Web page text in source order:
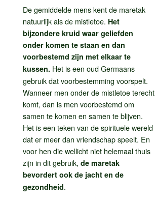
De gemiddelde mens kent de maretak
natuurlijk als de mistletoe. Het
bijzondere kruid waar geliefden
onder komen te staan en dan
voorbestemd zijn met elkaar te
kussen. Het is een oud Germaans
gebruik dat voorbestemming voorspelt.
Wanneer men onder de mistletoe terecht
komt, dan is men voorbestemd om
samen te komen en samen te blijven.
Het is een teken van de spirituele wereld
dat er meer dan vriendschap speelt. En
voor hen die wellicht niet helemaal thuis
zijn in dit gebruik, de maretak
bevordert ook de jacht en de
gezondheid.